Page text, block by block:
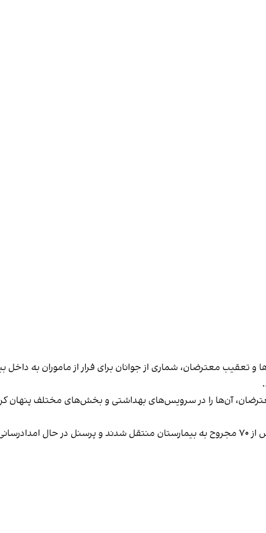
تعقیب معترضان، شماری از جوانان برای فرار از ماموران به داخل
آن‌ها را در سرویس‌های بهداشتی و بخش‌های مختلف پنهان
یکی از اعضای کادر درمان نیز روایت کرده است زمانی که بیش از ۷۰ مجروح به بیمارستان منتقل